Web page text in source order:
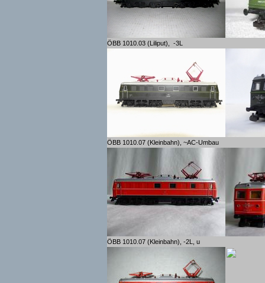
ÖBB 1010.03 (Liliput), -3L
ÖBB 1010.07 (Kleinbahn), ~AC-Umbau
ÖBB 1010.07 (Kleinbahn), -2L, u